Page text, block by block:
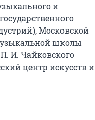
и
Московской
школы
И. Чайковского
центр искусств и